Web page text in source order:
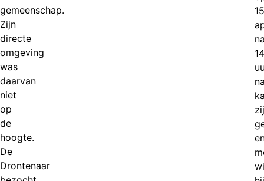
gemeenschap.
Zijn
directe
omgeving
was
daarvan
niet
op
de
hoogte.
De
Drontenaar
15